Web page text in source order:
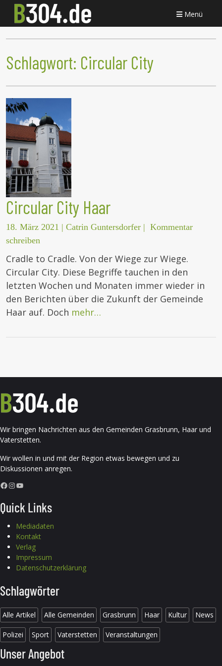
Menü
Schlagwort: Circular City
Circular City Haar
18. März 2021 | Catrin Guntersdorfer | Kommentar
schreiben
Cradle to Cradle. Von der Wiege zur Wiege.
Circular City. Diese Begriffe tauchen in den
letzten Wochen und Monaten immer wieder in
den Berichten über die Zukunft der Gemeinde
Haar auf. Doch mehr…
Wir bringen Nachrichten aus den Gemeinden Grasbrunn, Haar und
Vaterstetten.
Wir wollen in und mit der Region etwas bewegen und zu
Diskussionen anregen.
Facebook InstagramYouTube
Quick Links
Mediadaten
Kontakt
Verlag
Impressum
Datenschutzerklärung
Schlagwörter
Alle Artikel Alle Gemeinden Grasbrunn Haar Kultur News
Polizei Sport Vaterstetten Veranstaltungen
Unser Angebot